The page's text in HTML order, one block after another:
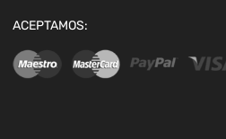
ACEPTAMOS: